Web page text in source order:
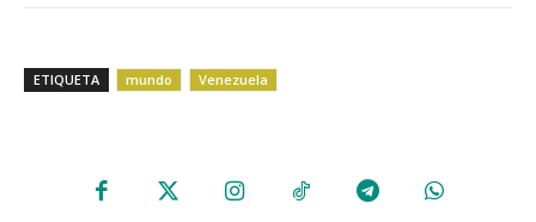
ETIQUETA mundo Venezuela